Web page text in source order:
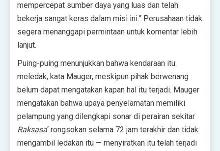
mempercepat sumber daya yang luas dan telah
bekerja sangat keras dalam misi ini.” Perusahaan tidak
segera menanggapi permintaan untuk komentar lebih
lanjut.
Puing-puing menunjukkan bahwa kendaraan itu
meledak, kata Mauger, meskipun pihak berwenang
belum dapat mengatakan kapan hal itu terjadi. Mauger
mengatakan bahwa upaya penyelamatan memiliki
pelampung yang dilengkapi sonar di perairan sekitar
Raksasa‘ rongsokan selama 72 jam terakhir dan tidak
mengambil ledakan itu — menyiratkan itu telah terjadi